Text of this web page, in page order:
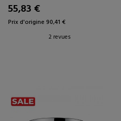
55,83 €
Prix d'origine 90,41 €
2 revues